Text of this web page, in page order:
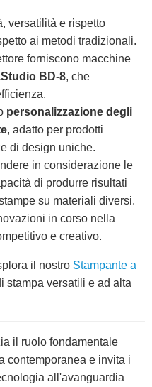
versatilità e rispetto
ai metodi tradizionali.
forniscono macchine
BD-8, che
personalizzazione degli
, adatto per prodotti
di design uniche.
in considerazione le
di produrre risultati
su materiali diversi.
in corso nella
e creativo.
il nostro Stampante a
stampa versatili e ad alta
il ruolo fondamentale
contemporanea e invita i
all'avanguardia